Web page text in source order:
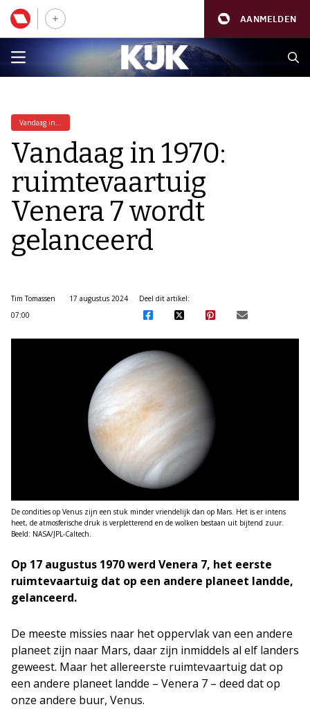
AANMELDEN
Vandaag in...
Vandaag in 1970:
ruimtevaartuig
Venera 7 wordt
gelanceerd
Tim Tomassen
17 augustus 2024
07:00
Deel dit artikel:
De condities op Venus zijn een stuk minder vriendelijk dan op Mars. Het is er intens
heet, de atmosferische druk is verpletterend en de wolken bestaan uit bijtend zuur.
Beeld: NASA/JPL-Caltech.
Op 17 augustus 1970 werd Venera 7, het eerste
ruimtevaartuig dat op een andere planeet landde,
gelanceerd.
De meeste missies naar het oppervlak van een andere
planeet zijn naar Mars, daar zijn inmiddels al elf landers
geweest. Maar het allereerste ruimtevaartuig dat op
een andere planeet landde – Venera 7 – deed dat op
onze andere buur, Venus.